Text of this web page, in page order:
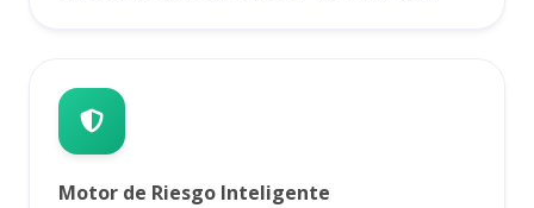
Motor de Riesgo Inteligente